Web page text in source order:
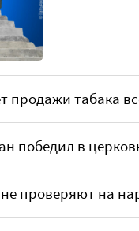
табака
победил в
проверяют на